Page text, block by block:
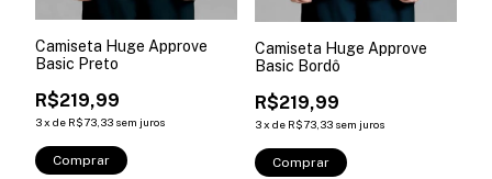
Camiseta Huge Approve
Basic Preto
R$219,99
3x de R$73,33 sem juros
Comprar
Camiseta Huge Approve
Basic Bordô
R$219,99
3x de R$73,33 sem juros
Comprar